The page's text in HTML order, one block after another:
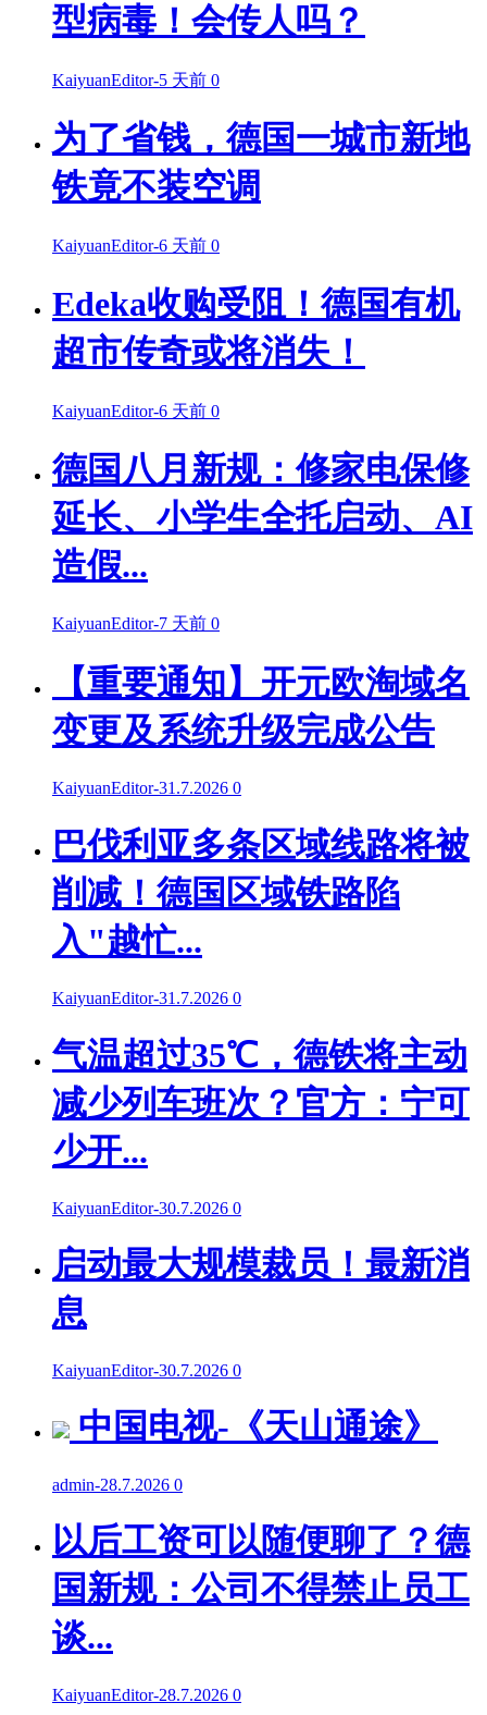
型病毒！会传人吗？
KaiyuanEditor-5 天前 0
为了省钱，德国一城市新地
铁竟不装空调
KaiyuanEditor-6 天前 0
Edeka收购受阻！德国有机
超市传奇或将消失！
KaiyuanEditor-6 天前 0
德国八月新规：修家电保修
延长、小学生全托启动、AI
造假...
KaiyuanEditor-7 天前 0
【重要通知】开元欧淘域名
变更及系统升级完成公告
KaiyuanEditor-31.7.2026 0
巴伐利亚多条区域线路将被
削减！德国区域铁路陷
入"越忙...
KaiyuanEditor-31.7.2026 0
气温超过35℃，德铁将主动
减少列车班次？官方：宁可
少开...
KaiyuanEditor-30.7.2026 0
启动最大规模裁员！最新消
息
KaiyuanEditor-30.7.2026 0
中国电视-《天山通途》
admin-28.7.2026 0
以后工资可以随便聊了？德
国新规：公司不得禁止员工
谈...
KaiyuanEditor-28.7.2026 0